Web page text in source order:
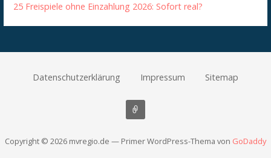
25 Freispiele ohne Einzahlung 2026: Sofort real?
Datenschutzerklärung Impressum Sitemap
Copyright © 2026 mvregio.de — Primer WordPress-Thema von GoDaddy